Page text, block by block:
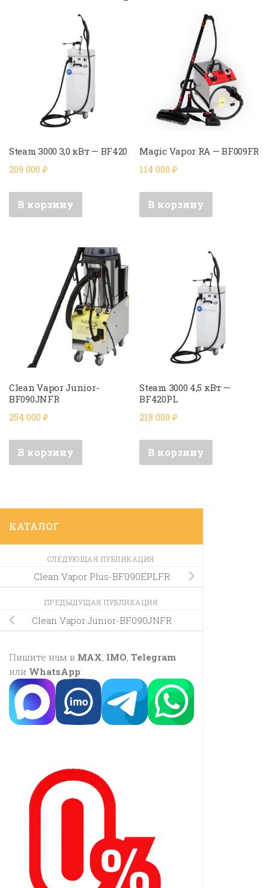
Steam 3000 3,0 кВт — BF420
209 000 ₽
В корзину
Magic Vapor RA — BF009FR
114 000₽
В корзину
Clean Vapor Junior-
BF090JNFR
254 000 ₽
В корзину
Steam 3000 4,5 кВт —
BF420PL
218 000₽
В корзину
КАТАЛОГ
СЛЕДУЮЩАЯ ПУБЛИКАЦИЯ
Clean Vapor Plus-BF090EPLFR
ПРЕДЫДУЩАЯ ПУБЛИКАЦИЯ
Clean Vapor Junior-BF090JNFR
Пишите нам в MAX, IMO, Telegram
или WhatsApp: